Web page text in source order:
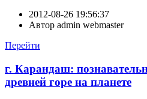
2012-08-26 19:56:37
Автор admin webmaster
Перейти
г. Карандаш:
древней горе на планете